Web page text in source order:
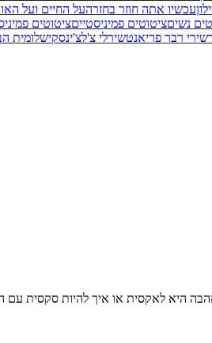
עכשיו אתה חוזר בחזרהעל החיים ועל
נשיםציטוטים פמיניסטייםציטוטים
שירי רבר פריאנטשירלי צ'לצ'ינסקישלומית
היא לאקסית או איך להיות סקסית עם